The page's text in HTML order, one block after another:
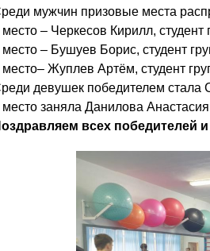
мужчин призовые места
место – Черкесов Кирилл,
место – Бушуев Борис, студент
место– Жуплев Артём, студент
девушек победителем стала
место заняла Данилова
всех победителей